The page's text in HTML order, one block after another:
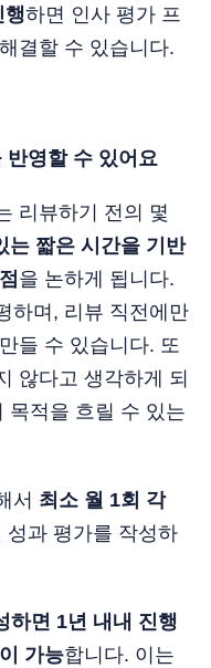
행하면 인사 평가 프
결할 수 있습니다.
반영할 수 있어요
리뷰하기 전의 몇
는 짧은 시간을 기반
을 논하게 됩니다.
하며, 리뷰 직전에만
들 수 있습니다. 또
않다고 생각하게 되
목적을 흐릴 수 있는
서 최소 월 1회 각
성과 평가를 작성하
하면 1년 내내 진행
가능합니다. 이는